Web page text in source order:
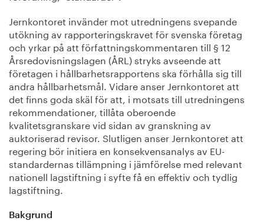
Jernkontoret invänder mot utredningens svepande
utökning av rapporteringskravet för svenska företag
och yrkar på att författningskommentaren till § 12
Årsredovisningslagen (ÅRL) stryks avseende att
företagen i hållbarhetsrapportens ska förhålla sig till
andra hållbarhetsmål. Vidare anser Jernkontoret att
det finns goda skäl för att, i motsats till utredningens
rekommendationer, tillåta oberoende
kvalitetsgranskare vid sidan av granskning av
auktoriserad revisor. Slutligen anser Jernkontoret att
regering bör initiera en konsekvensanalys av EU-
standardernas tillämpning i jämförelse med relevant
nationell lagstiftning i syfte få en effektiv och tydlig
lagstiftning.
Bakgrund